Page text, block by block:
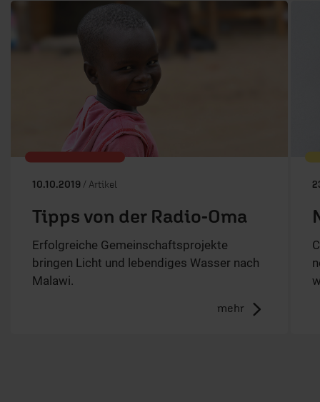
10.10.2019 / Artikel
Tipps von der Radio-Oma
Erfolgreiche Gemeinschaftsprojekte
bringen Licht und lebendiges Wasser nach
Malawi.
mehr